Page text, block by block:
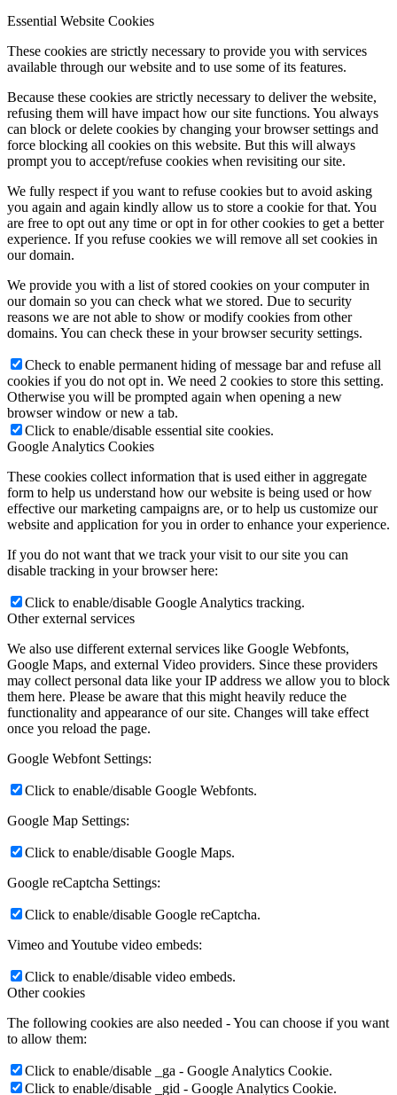
Essential Website Cookies
These cookies are strictly necessary to provide you with services
available through our website and to use some of its features.
Because these cookies are strictly necessary to deliver the website,
refusing them will have impact how our site functions. You always
can block or delete cookies by changing your browser settings and
force blocking all cookies on this website. But this will always
prompt you to accept/refuse cookies when revisiting our site.
We fully respect if you want to refuse cookies but to avoid asking
you again and again kindly allow us to store a cookie for that. You
are free to opt out any time or opt in for other cookies to get a better
experience. If you refuse cookies we will remove all set cookies in
our domain.
We provide you with a list of stored cookies on your computer in
our domain so you can check what we stored. Due to security
reasons we are not able to show or modify cookies from other
domains. You can check these in your browser security settings.
Check to enable permanent hiding of message bar and refuse all
cookies if you do not opt in. We need 2 cookies to store this setting.
Otherwise you will be prompted again when opening a new
browser window or new a tab.
Click to enable/disable essential site cookies.
Google Analytics Cookies
These cookies collect information that is used either in aggregate
form to help us understand how our website is being used or how
effective our marketing campaigns are, or to help us customize our
website and application for you in order to enhance your experience.
If you do not want that we track your visit to our site you can
disable tracking in your browser here:
Click to enable/disable Google Analytics tracking.
Other external services
We also use different external services like Google Webfonts,
Google Maps, and external Video providers. Since these providers
may collect personal data like your IP address we allow you to block
them here. Please be aware that this might heavily reduce the
functionality and appearance of our site. Changes will take effect
once you reload the page.
Google Webfont Settings:
Click to enable/disable Google Webfonts.
Google Map Settings:
Click to enable/disable Google Maps.
Google reCaptcha Settings:
Click to enable/disable Google reCaptcha.
Vimeo and Youtube video embeds:
Click to enable/disable video embeds.
Other cookies
The following cookies are also needed - You can choose if you want
to allow them:
Click to enable/disable _ga - Google Analytics Cookie.
Click to enable/disable _gid - Google Analytics Cookie.